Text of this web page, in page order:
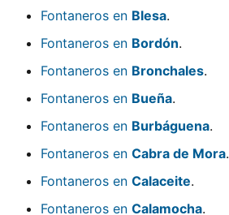
Fontaneros en Blesa.
Fontaneros en Bordón.
Fontaneros en Bronchales.
Fontaneros en Bueña.
Fontaneros en Burbáguena.
Fontaneros en Cabra de Mora.
Fontaneros en Calaceite.
Fontaneros en Calamocha.